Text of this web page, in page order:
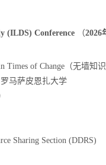
(ILDS) Conference （2026
Times of Change（无墙知
罗马萨皮恩扎大学
Sharing Section (DDRS)